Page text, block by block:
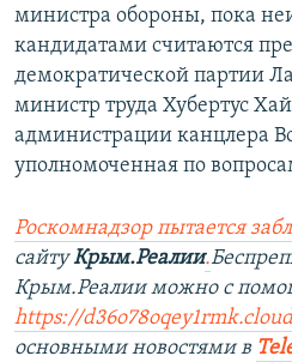
министра обороны, пока
кандидатами считаются
демократической партии
министр труда Хубертус
администрации канцлера
уполномоченная по
Роскомнадзор пытается
сайтуКрым.Реалии.
Крым.Реалии можно с
https://
основными новостями в